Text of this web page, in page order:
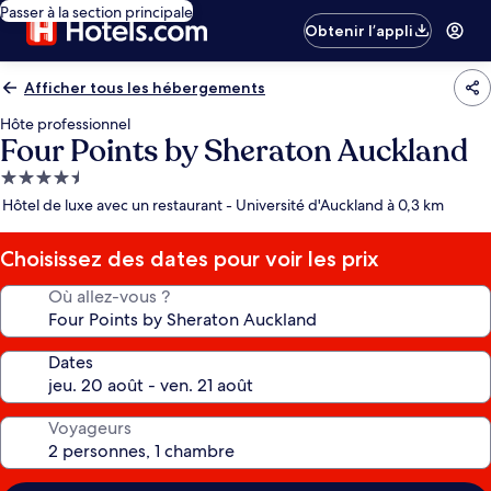
Passer à la section principale
Obtenir l’appli
Afficher tous les hébergements
Hôte professionnel
Four Points by Sheraton Auckland
Hébergement
4.5 étoiles
Hôtel de luxe avec un restaurant - Université d'Auckland à 0,3 km
Choisissez des dates pour voir les prix
Où allez-vous ?
Dates
Voyageurs